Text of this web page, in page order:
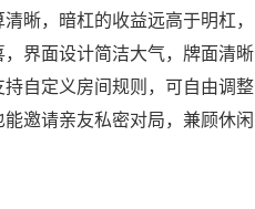
晰，暗杠的收益远高于明杠，
界面设计简洁大气，牌面清晰
自定义房间规则，可自由调整
邀请亲友私密对局，兼顾休闲